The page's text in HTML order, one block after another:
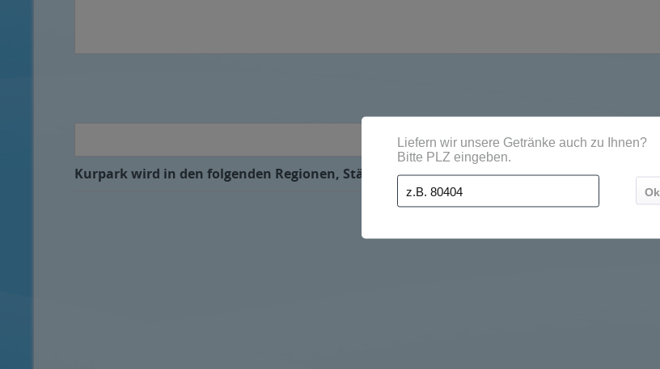
Kurpark wird in den folgenden Regionen, Städten, Orten und Postleitzahl-Gebieten geliefert